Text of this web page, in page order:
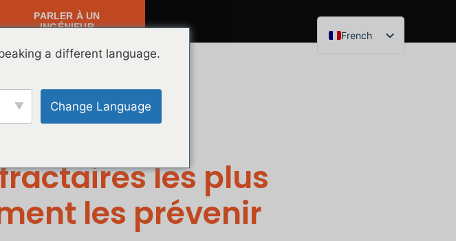
French
PARLER À UN
INGÉNIEUR
les plus
les prévenir
a different language.
Change Language